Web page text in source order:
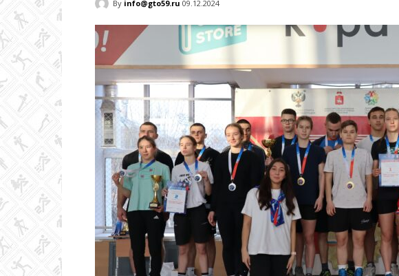
|
Колледж
олимпийского
резерва
By info@gto59.ru 09.12.2024